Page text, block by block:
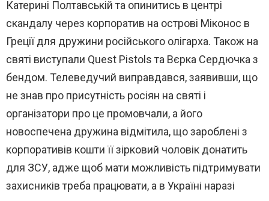
Катерині Полтавській та опинитись в центрі
скандалу через корпоратив на острові Міконос в
Греції для дружини російського олігарха. Також на
святі виступали Quest Pistols та Вєрка Сердючка з
бендом. Телеведучий виправдався, заявивши, що
не знав про присутність росіян на святі і
організатори про це промовчали, а його
новоспечена дружина відмітила, що зароблені з
корпоративів кошти її зірковий чоловік донатить
для ЗСУ, адже щоб мати можливість підтримувати
захисників треба працювати, а в Україні наразі